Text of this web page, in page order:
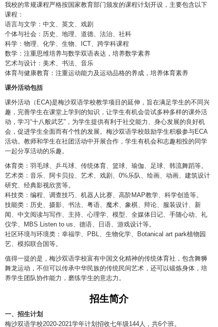
我校的常规课程严格按国家教育部门颁发的课程计划开设，主要包含以下
课程：
语言与文学：中文、英文、戏剧
个体与社会：历史、地理、道德、法治、社科
科学：物理、化学、生物、ICT、跨学科课程
数学：注重思维培养与数学双语表达，培养数学素养
艺术与设计：美术、书法、音乐
体育与健康教育：注重运动能力及运动品格的养成，培养体育素养
课外活动包括
课外活动（ECA)是梅沙双语学校教学项目的延伸，旨在满足学生的不同兴
趣，完善学生在课堂上学到的知识，让学生有机会尝试多种多样的课外活
动，学习“十八般武艺”，为学生提供有利于社交能力、身心发展的良好机
会，促进学生全面而有个性的发展。梅沙双语学校鼓励学生积极参与ECA
活动。教师和学生在社团活动中开展合作，学生有机会和志趣相投的同学
一起分享活动的乐趣。
体育类：羽毛球、乒乓球、传统体育、篮球、瑜伽、足球、韩流舞蹈等。
艺术类：音乐、阿卡贝拉、艺术、戏剧、0%乐队、绘画、动画、建筑设计
研究、经典影视欣赏等。
科技类：编程、调查技巧、机器人比赛、高阶MAP教学、科学创造等。
技能类：历史、摄影、书法、粤语、魔术、象棋、辩论、服装设计、新
闻、中文阅读与写作、主持、心理学、模型、全媒体日记、手随心动、礼
仪学、MBS Listen to us、德语、日语、游戏设计等。
社区环境与环境类：幸福学、PBL、生物化学、Botanical art park植物园
艺、模拟联合国等。
值得一提的是，梅沙双语学校富有中国文化精神的传统体育社，包含舞狮
舞龙运动，不但可以传承中华民族的传统民间艺术，还可以锻炼身体，培
养学生团队协作能力，磨练学生的意志力。
招生简介
一、招生计划
梅沙双语学校2020-2021学年计划招收七年级144人，共6个班。